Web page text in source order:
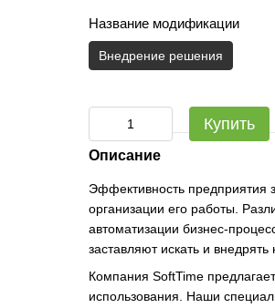
Название модификации
Внедрение решения
Купить
Описание
Эффективность предприятия
организации его работы.
автоматизации бизнес-
заставляют искать и
Компания SoftTime
использования. Наши